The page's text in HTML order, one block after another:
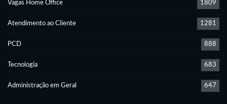
Vagas Home Office 1809
Atendimento ao Cliente 1281
PCD 888
Tecnologia 683
Administração em Geral 647